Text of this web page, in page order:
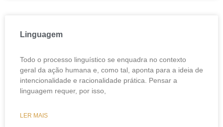
Linguagem
Todo o processo linguístico se enquadra no contexto
geral da ação humana e, como tal, aponta para a ideia de
intencionalidade e racionalidade prática. Pensar a
linguagem requer, por isso,
LER MAIS